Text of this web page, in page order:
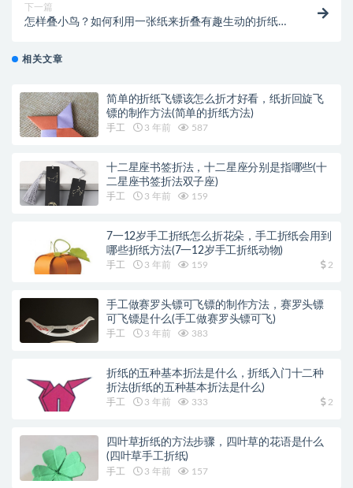
下一篇
怎样叠小鸟？如何利用一张纸来折叠有趣生动的折纸小
相关文章
简单的折纸飞镖该怎么折才好看，纸折回旋飞
镖的制作方法(简单的折纸方法)
手工 3 年前 587
十二星座书签折法，十二星座分别是指哪些(十
二星座书签折法双子座)
手工 3 年前 159
7一12岁手工折纸怎么折花朵，手工折纸会用到
哪些折纸方法(7一12岁手工折纸动物)
手工 3 年前 159 2
手工做赛罗头镖可飞镖的制作方法，赛罗头镖
可飞镖是什么(手工做赛罗头镖可飞)
手工 3 年前 383
折纸的五种基本折法是什么，折纸入门十二种
折法(折纸的五种基本折法是什么)
手工 3 年前 333 2
四叶草折纸的方法步骤，四叶草的花语是什么
(四叶草手工折纸)
手工 3 年前 157